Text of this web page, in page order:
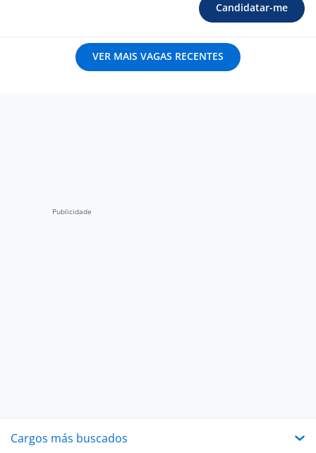
Candidatar-me
VER MAIS VAGAS RECENTES
Cargos más buscados